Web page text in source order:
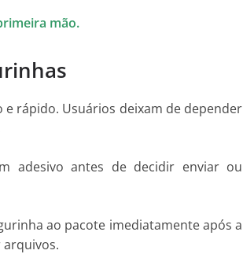
mão.
rápido. Usuários deixam de depender
adesivo antes de decidir enviar ou
ao pacote imediatamente após a